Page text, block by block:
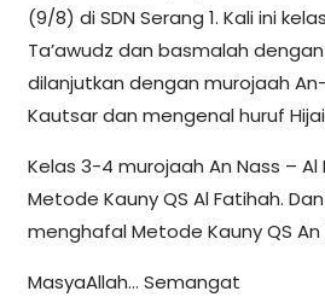
(9/8) di SDN Serang 1. Kali ini
Ta’awudz dan basmalah
dilanjutkan dengan murojaah
Kautsar dan mengenal huruf
Kelas 3-4 murojaah An Nass –
Metode Kauny QS Al Fatihah.
menghafal Metode Kauny QS An
MasyaAllah… Semangat